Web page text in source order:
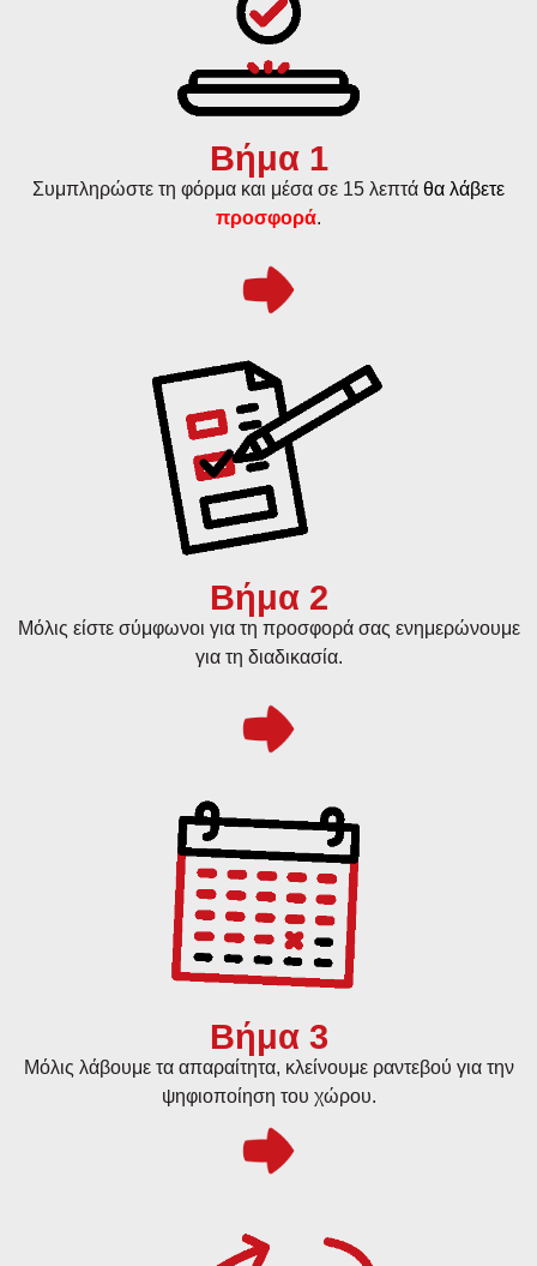
Βήμα 1
Συμπληρώστε τη φόρμα και μέσα σε 15 λεπτά θα λάβετε
προσφορά.
Βήμα 2
Μόλις είστε σύμφωνοι για τη προσφορά σας ενημερώνουμε
για τη διαδικασία.
Βήμα 3
Μόλις λάβουμε τα απαραίτητα, κλείνουμε ραντεβού για την
ψηφιοποίηση του χώρου.